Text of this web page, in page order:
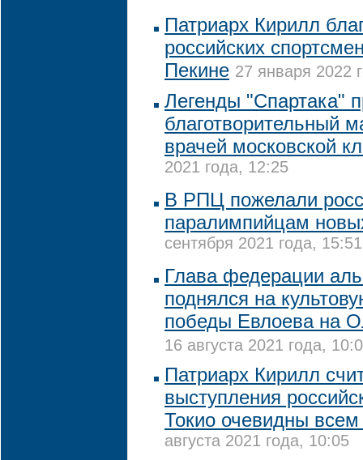
Патриарх Кирилл
российских
Пекине 27 января 2022
Легенды "Спартака"
благотворительный
врачей московской
2021 года, 12:25
В РПЦ пожелали
паралимпийцам
сентября 2021 года, 15:51
Глава федерации
поднялся на
победы Евлоева на
16 августа 2021 года,
Патриарх Кирилл
выступления
Токио очевидны
августа 2021 года, 10:05